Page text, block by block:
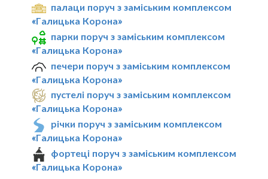
палаци поруч з заміським комплексом
«Галицька Корона»
парки поруч з заміським комплексом
«Галицька Корона»
печери поруч з заміським комплексом
«Галицька Корона»
пустелі поруч з заміським комплексом
«Галицька Корона»
річки поруч з заміським комплексом
«Галицька Корона»
фортеці поруч з заміським комплексом
«Галицька Корона»